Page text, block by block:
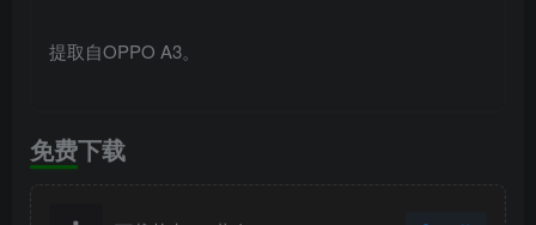
提取自OPPO A3。
免费下载